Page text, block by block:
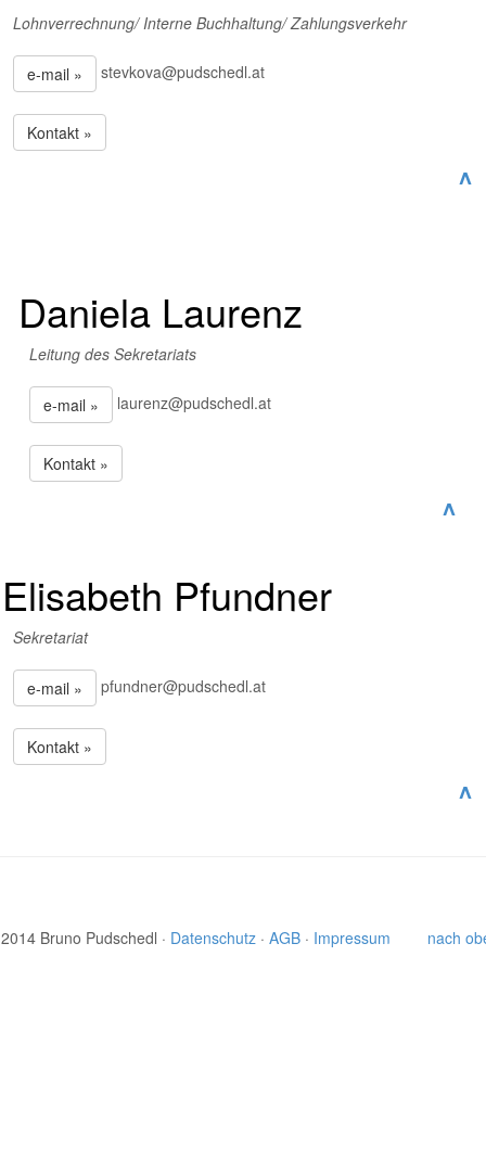
Lohnverrechnung/ Interne Buchhaltung/ Zahlungsverkehr
e-mail » stevkova@pudschedl.at
Kontakt »
^
Daniela Laurenz
Leitung des Sekretariats
e-mail » laurenz@pudschedl.at
Kontakt »
^
Elisabeth Pfundner
Sekretariat
e-mail » pfundner@pudschedl.at
Kontakt »
^
nach
Bruno Pudschedl · Datenschutz · AGB · Impressum